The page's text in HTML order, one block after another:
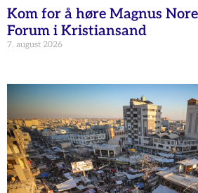
Kom for å høre Magnus
Forum i Kristiansand
7. august 2026